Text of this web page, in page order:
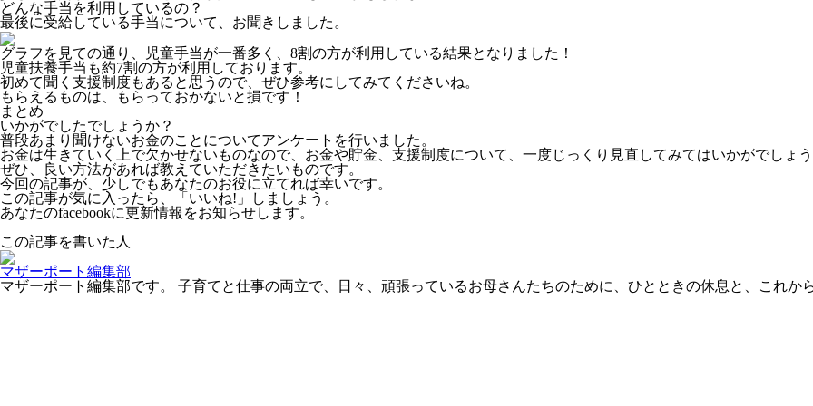
どんな手当を利用しているの？
最後に受給している手当について、お聞きしました。
グラフを見ての通り、
児童手当が一番多く、8割の方が利用している結果となりました！
児童扶養手当 も約7割の方が利用しております。
初めて聞く支援制度もあると思うので、ぜひ参考にしてみてくださいね。
もらえるものは、もらっておかないと損です！
まとめ
いかがでしたでしょうか？
普段あまり聞けないお金のことについてアンケートを行いました。
お金は生きていく上で欠かせないものなので、お金や貯金、支援制度について、一度じっくり見直してみてはいかがでしょう
ぜひ、良い方法があれば教えていただきたいものです。
今回の記事が、少しでもあなたのお役に立てれば幸いです。
この記事が気に入ったら、「いいね!」しましょう。
あなたのfacebookに更新情報をお知らせします。
この記事を書いた人
マザーポート編集部
マザーポート編集部です。 子育てと仕事の両立で、日々、頑張っているお母さんたちのために、ひとときの休息と、これか